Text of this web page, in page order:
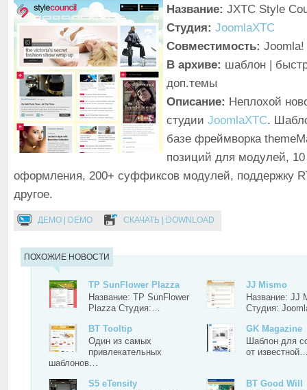
Название: JXTC Style
Студия: JoomlaXTC
Совместимость:
В архиве: шаблон |
доп.темы
Описание: Неплохой
студии JoomlaXTC.
базе фреймворка
позиций для модулей,
оформления, 200+ суффиксов модулей, поддержку
другое.
ДЕМО | DEMO СКАЧАТЬ | DOWNLOAD
ПОХОЖИЕ НОВОСТИ
TP SunFlower Plazza
Название: TP SunFlower
Plazza Студия:…
JJ Mismo
Название: JJ
Студия:
BT Tooltip
Один из самых
привлекательных
шаблонов…
GK Magazine
Шаблон для
от
S5 eTensity
BT Good Will